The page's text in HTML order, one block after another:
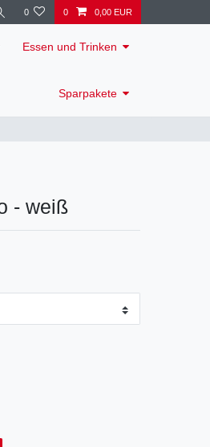
0 0 0,00 EUR
Essen und Trinken
Sparpakete
- weiß